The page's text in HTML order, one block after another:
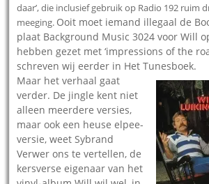
daar’, die inclusief gebruik op Radio 192 ruim
meeging. Ooit moet iemand illegaal de
plaat Background Music 3024 voor Will
hebben gezet met ‘impressions of the
schreven wij eerder in Het Tunesboek.
Maar het verhaal gaat
verder. De jingle kent niet
alleen meerdere versies,
maar ook een heuse elpee-
versie, weet Sybrand
Verwer ons te vertellen, de
kersverse eigenaar van het